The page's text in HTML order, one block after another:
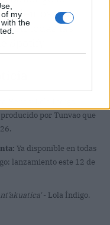
my
the
más
en todas las
Spotify.
por Tunvao que
Ya disponible en todas
lanzamiento este 12 de
- Lola Índigo.